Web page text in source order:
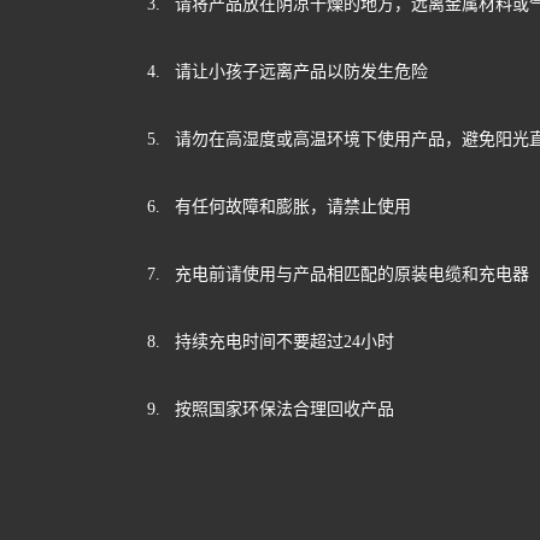
3. 请将产品放在阴凉干燥的地方，远离金属材料或
4. 请让小孩子远离产品以防发生危险
5. 请勿在高湿度或高温环境下使用产品，避免阳光
6. 有任何故障和膨胀，请禁止使用
7. 充电前请使用与产品相匹配的原装电缆和充电器
8. 持续充电时间不要超过24小时
9. 按照国家环保法合理回收产品